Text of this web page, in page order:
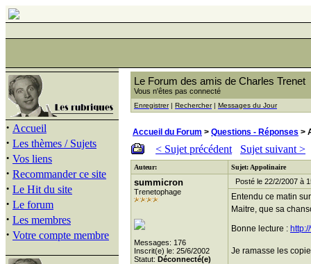
· Accueil
· Les thèmes / Sujets
· Vos liens
· Recommander ce site
· Le Hit du site
· Le forum
· Les membres
· Votre compte membre
Le Forum des amis de Charles Trenet
Vous n'êtes pas connecté
Enregistrer| Rechercher| Messages du Jour
Accueil du Forum > Questions - Réponses >
< Sujet précédent Sujet suivant >
Auteur: Sujet: Appolinaire
summicron
Trenetophage
Messages: 176
Inscrit(e) le: 25/6/2002
Statut: Déconnecté(e)
Posté le 22/2/2007 à
Entendu ce matin
Maitre, que sa
Bonne lecture :
Je ramasse les